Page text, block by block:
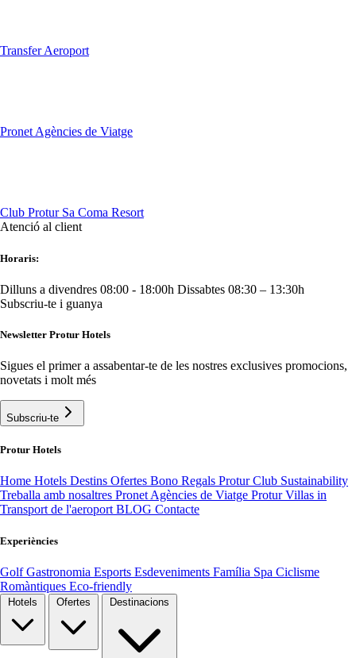
Transfer Aeroport
Pronet Agències de Viatge
Club Protur Sa Coma Resort
Atenció al client
Horaris:
Dilluns a divendres 08:00 - 18:00h Dissabtes 08:30 – 13:30h
Subscriu-te i guanya
Newsletter Protur Hotels
Sigues el primer a assabentar-te de les nostres exclusives promocions,
novetats i molt més
Subscriu-te
Protur Hotels
Home Hotels Destins Ofertes Bono Regals Protur Club Sustainability
Treballa amb nosaltres Pronet Agències de Viatge Protur Villas in
Transport de l'aeroport BLOG Contacte
Experiències
GolfGastronomia Esports Esdeveniments Família Spa Ciclisme
Romàntiques Eco-friendly